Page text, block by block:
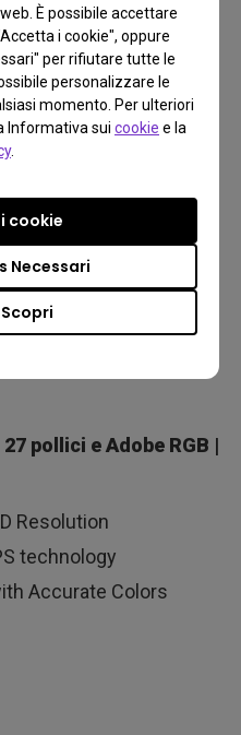
È possibile accettare
i cookie", oppure
per rifiutare tutte le
personalizzare le
momento. Per ulteriori
Informativa sui cookie e la
.
Necessari
cookie
pollici e Adobe RGB |
Resolution
technology
Accurate Colors